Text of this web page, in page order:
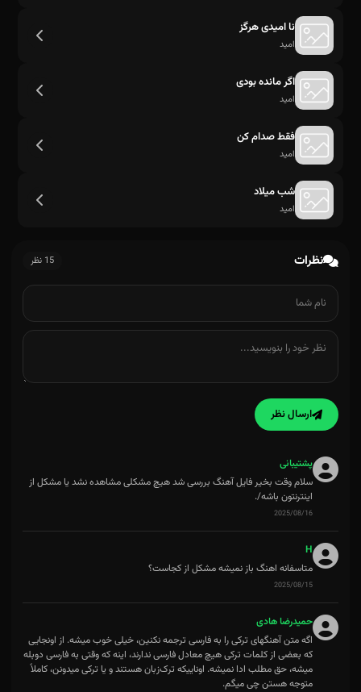
نا امیدی هرگز
امید
اگر مانده بودی
امید
فقط صدام کن
امید
شب میلاد
امید
نظرات 15 نظر
ارسال نظر
پشتیبانی
سلام وقت بخیر فایل آهنگ بررسی شد هیچ مشکلی مشاهده نشد یا مشکل از
اینترنتون باشه/.
2025/08/16
H
متاسفانه اهنگ باز نمیشه مشکل از کجاست؟
2025/08/15
حميدرضا هادی
اگه متن آهنگهای ترکی را به فارسی ترجمه نکنین، خیلی خوب میشه. از اونجایی
که بعضی از کلمات ترکی هیچ معادل فارسی ندارند، اینه که وقتی به فارسی دوبله
میشه، حق مطلب ادا نمیشه. اوناییکه ترک‌زبان هستند و یا ترکی میدونن، ‌کاملاً
متوجه هستن چی میگم.